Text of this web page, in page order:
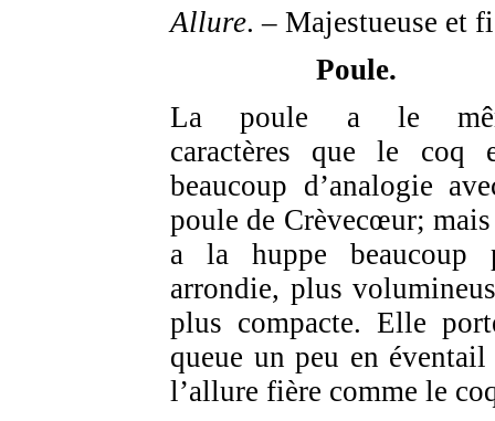
Allure. – Majestueuse et
Poule.
La poule a le
caractères que le coq
beaucoup d’analogie
poule de Crèvecœur;
a la huppe beaucoup
arrondie, plus
plus compacte. Elle
queue un peu en éventail
l’allure fière comme le